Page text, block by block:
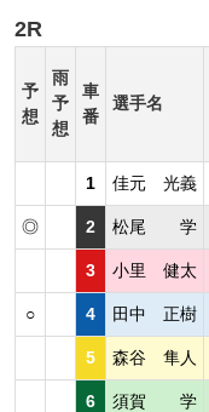
2R
予
想
雨
予
想
車
番
選手名
1 佳元 光義
◎ 2 松尾 学
3 小里 健太
○ 4 田中 正樹
5 森谷 隼人
6 須賀 学